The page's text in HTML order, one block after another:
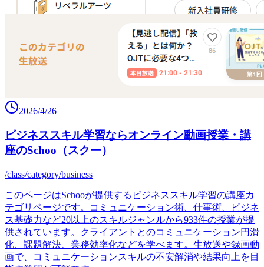
2026/4/26
ビジネススキル学習ならオンライン動画授業・講
座のSchoo（スクー）
/class/category/business
このページはSchooが提供するビジネススキル学習の講座カ
テゴリページです。コミュニケーション術、仕事術、ビジネ
ス基礎力など20以上のスキルジャンルから933件の授業が提
供されています。クライアントとのコミュニケーション円滑
化、課題解決、業務効率化などを学べます。生放送や録画動
画で、コミュニケーションスキルの不安解消や結果向上を目